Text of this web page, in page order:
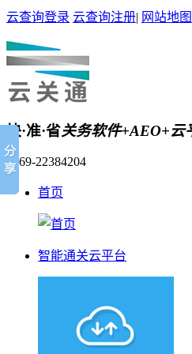
云查询登录 云查询注册| 网站地图
快·准·省关务软件+AEO+云
0769-22384204
首页
智能通关云平台